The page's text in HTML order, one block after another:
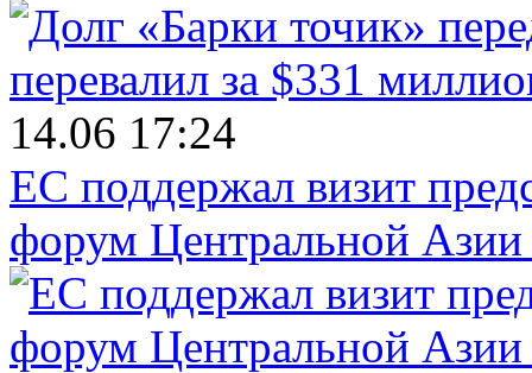
14.06 17:24
ЕС поддержал визит
форум Центральной Азии